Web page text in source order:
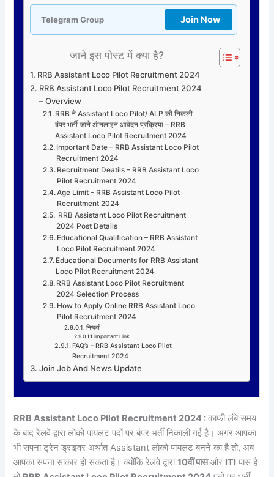
Telegram Group Join Now
जाने इस पोस्ट में क्या है?
RRB Assistant Loco Pilot Recruitment 2024
RRB Assistant Loco Pilot Recruitment 2024
– Overview
RRB ने Assistant Loco Pilot/ ALP की निकली
बंपर भर्ती जाने ऑनलाइन आवेदन प्रक्रिया – RRB
Assistant Loco Pilot Recruitment 2024
Important Date – RRB Assistant Loco Pilot
Recruitment 2024
Recruitment Deatils – RRB Assistant Loco
Pilot Recruitment 2024
Age Limit – RRB Assistant Loco Pilot
Recruitment 2024
RRB Assistant Loco Pilot Recruitment
2024 Post Details
Educational Qualification – RRB Assistant
Loco Pilot Recruitment 2024
Educational Documents for RRB Assistant
Loco Pilot Recruitment 2024
RRB Assistant Loco Pilot Recruitment
2024 Selection Process
How to Apply Online RRB Assistant Loco
Pilot Recruitment 2024
निष्कर्ष
Important Link
FAQ’s – RRB Assistant Loco Pilot
Recruitment 2024
Join Job And News Update
RRB Assistant Loco Pilot Recruitment 2024 :काफी लंबे समय
के बाद रेलवे द्वारा लोको पायलट पदों पर बंपर भर्ती निकाली गई है। अगर आपका
भी सपना ट्रेन ड्राइवर अर्थात Assistant लोको पायलट बनने का है तो, अब
आपका सपना साकार हो सकता है। क्योंकि रेलवे द्वारा10वीं पासऔर ITI पास है